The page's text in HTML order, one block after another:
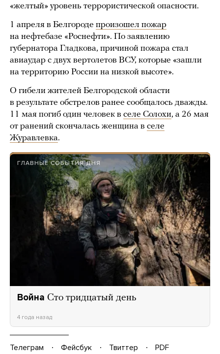
«желтый» уровень террористической опасности.
1 апреля в Белгороде произошел пожар
на нефтебазе «Роснефти». По заявлению
губернатора Гладкова, причиной пожара стал
авиаудар с двух вертолетов ВСУ, которые «зашли
на территорию России на низкой высоте».
О гибели жителей Белгородской области
в результате обстрелов ранее сообщалось дважды.
11 мая погиб один человек в селе Солохи, а 26 мая
от ранений скончалась женщина в селе
Журавлевка.
ГЛАВНЫЕ СОБЫТИЯ ДНЯ
Война Сто тридцатый день
4 года назад
Телеграм Фейсбук Твиттер
PDF